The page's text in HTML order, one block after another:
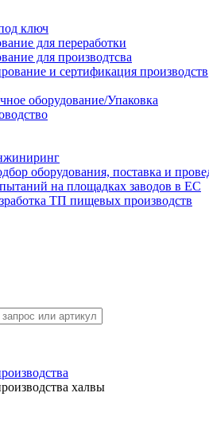
ключ
для переработки
для производтсва
и сертификация производств
оборудование/Упаковка
оборудования, поставка и
на площадках заводов в ЕС
ТП пищевых производств
халвы